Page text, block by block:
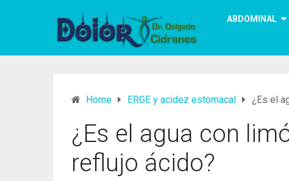
ABDOMINAL
Home ERGE y acidez estomacal ¿Es el
¿Es el agua con
reflujo ácido?